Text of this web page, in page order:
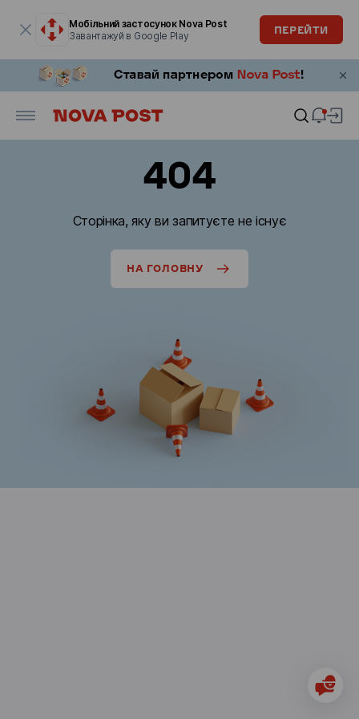
Мобільний застосунок Nova Post
Завантажуй в Google Play
ПЕРЕЙТИ
404
Сторінка, яку ви запитуєте не існує
НА ГОЛОВНУ